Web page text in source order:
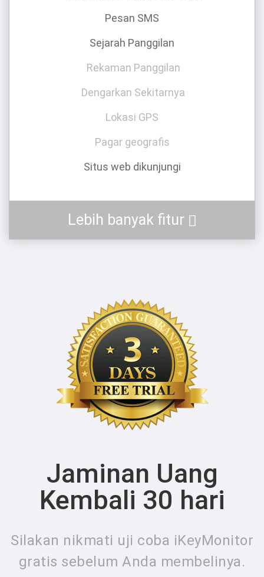
Pesan SMS
Sejarah Panggilan
Rekaman Panggilan
Dengarkan Sekitarnya
Lokasi GPS
Pagar geografis
Situs web dikunjungi
Lebih banyak fitur
Jaminan Uang
Kembali 30 hari
Silakan nikmati uji coba iKeyMonitor
gratis sebelum Anda membelinya.